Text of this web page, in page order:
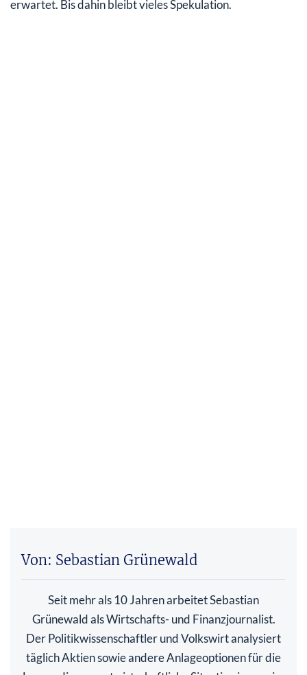
erwartet. Bis dahin bleibt vieles Spekulation.
Von: Sebastian Grünewald
Seit mehr als 10 Jahren arbeitet Sebastian
Grünewald als Wirtschafts- und Finanzjournalist.
Der Politikwissenschaftler und Volkswirt analysiert
täglich Aktien sowie andere Anlageoptionen für die